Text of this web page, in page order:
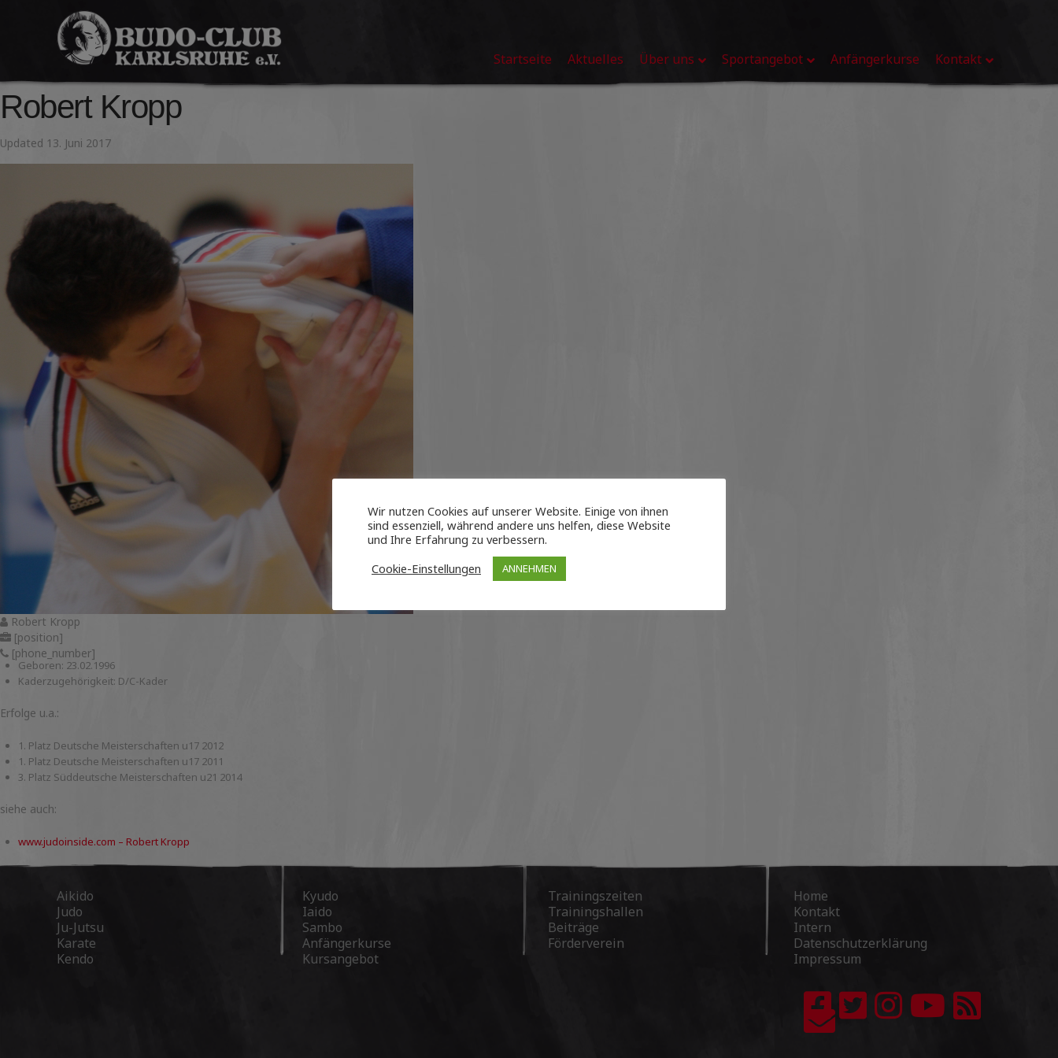
Budo-
Club
Karlsruhe
e.V.
Startseite Aktuelles Über uns Sportangebot Anfängerkurse Kontakt
Robert Kropp
Updated 13. Juni 2017
Robert Kropp
[position]
[phone_number]
Geboren: 23.02.1996
Kaderzugehörigkeit: D/C-Kader
Erfolge u.a.:
1. Platz Deutsche Meisterschaften u17 2012
1. Platz Deutsche Meisterschaften u17 2011
3. Platz Süddeutsche Meisterschaften u21 2014
siehe auch:
www.judoinside.com – Robert Kropp
Aikido
Judo
Ju-Jutsu
Karate
Kendo
Kyudo
Iaido
Sambo
Anfängerkurse
Kursangebot
Trainingszeiten
Trainingshallen
Beiträge
Förderverein
Home
Kontakt
Intern
Datenschutzerklärung
Impressum
Wir nutzen Cookies auf unserer Website. Einige von ihnen
sind essenziell, während andere uns helfen, diese Website
und Ihre Erfahrung zu verbessern.
Cookie-Einstellungen
ANNEHMEN